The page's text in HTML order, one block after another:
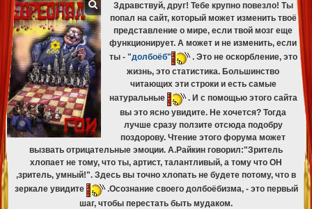
Здравствуй, друг! Тебе крупно повезло! Ты
попал на сайт, который может изменить твоё
представление о мире, если твой мозг еще
функционирует. А может и не изменить, если
ты - "долбоёб"
. Это не оскорбление, это
жизнь, это статистика. Большинство
читающих эти строки и есть самые
натуральные
. И с помощью этого сайта
вы это ясно увидите. Не хочется? Тогда
лучше сразу ползите отсюда подобру
поздорову. Чтение этого форума может
вызвать отрицательные эмоции. А.Райкин говорил:"Зритель
хлопает не тому, что ты, артист, талантливый, а тому что ОН
,зритель, умный!". Здесь вы точно хлопать не будете потому, что в
зеркале увидите
.Осознание своего долбоёбизма, - это первый
шаг, чтобы перестать быть мудаком.